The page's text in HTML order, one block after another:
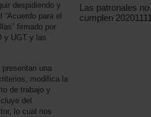
despidiendo y
para el
firmado por
y UGT y las
una
modifica la
de trabajo y
del
lo cual nos
Las patronales no
cumplen 20201111